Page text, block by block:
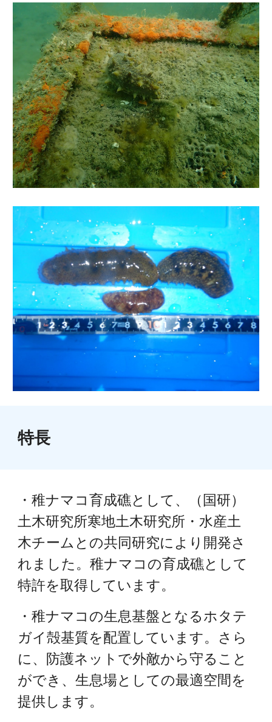
特長
・稚ナマコ育成礁として、（国研）
土木研究所寒地土木研究所・水産土
木チームとの共同研究により開発さ
れました。稚ナマコの育成礁として
特許を取得しています。
・稚ナマコの生息基盤となるホタテ
ガイ殻基質を配置しています。さら
に、防護ネットで外敵から守ること
ができ、生息場としての最適空間を
提供します。